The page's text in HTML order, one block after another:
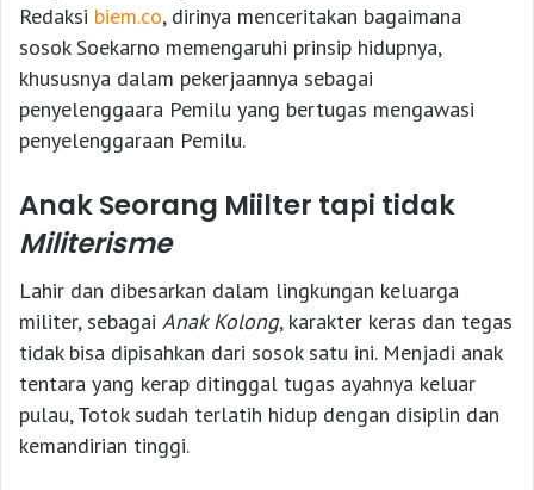
Redaksi biem.co, dirinya menceritakan bagaimana
sosok Soekarno memengaruhi prinsip hidupnya,
khususnya dalam pekerjaannya sebagai
penyelenggaara Pemilu yang bertugas mengawasi
penyelenggaraan Pemilu.
Anak Seorang Miilter tapi tidak
Militerisme
Lahir dan dibesarkan dalam lingkungan keluarga
militer, sebagai Anak Kolong, karakter keras dan tegas
tidak bisa dipisahkan dari sosok satu ini. Menjadi anak
tentara yang kerap ditinggal tugas ayahnya keluar
pulau, Totok sudah terlatih hidup dengan disiplin dan
kemandirian tinggi.